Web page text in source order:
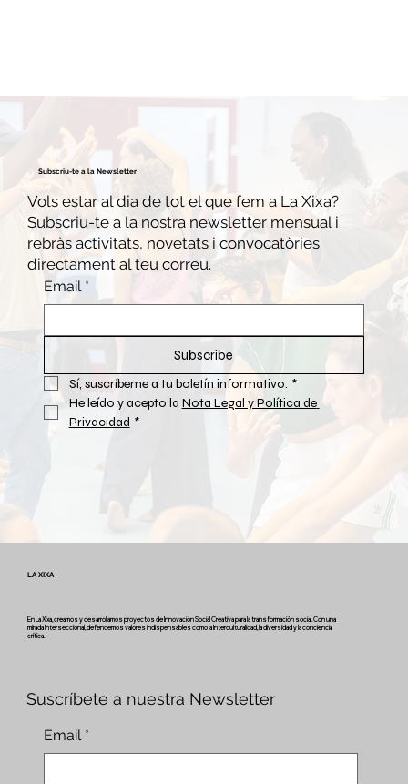
Subscriu-te a la Newsletter
Vols estar al dia de tot el que fem a La Xixa?
Subscriu-te a la nostra newsletter mensual i
rebràs activitats, novetats i convocatòries
directament al teu correu.
Email *
Subscribe
Sí, suscríbeme a tu boletín informativo. *
He leído y acepto la Nota Legal y Política de
Privacidad *
LA XIXA
En La Xixa, creamos y desarrollamos proyectos de Innovación Social Creativa para la transformación social. Con una
mirada Interseccional, defendemos valores indispensables como la Interculturalidad, la diversidad y la conciencia
crítica.
Suscríbete a nuestra Newsletter
Email *